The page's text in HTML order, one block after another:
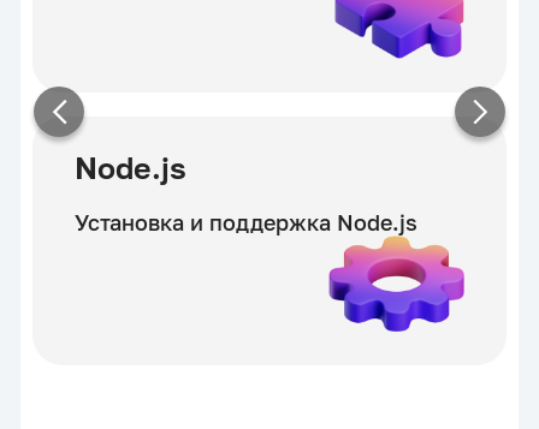
Node.js
Установка и поддержка Node.js